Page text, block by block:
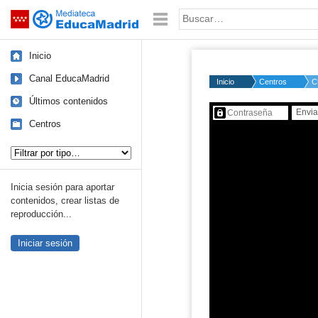
Saltar navegación Palabra o frase:
Inicio
Canal EducaMadrid
Últimos contenidos
Centros
Inicia sesión para aportar
contenidos, crear listas de
reproducción...
Iniciar sesión
Inicio Centros
Contenido protegido…